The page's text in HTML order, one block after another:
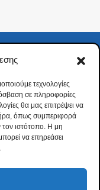
τεχνολογίες
σε πληροφορίες
θα μας επιτρέψει να
όπως συμπεριφορά
τον ιστότοπο. Η μη
να επηρεάσει
SERVICES?
CA
Our Online Form